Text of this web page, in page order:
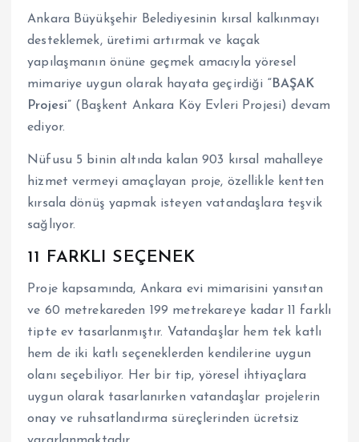
Ankara Büyükşehir Belediyesinin kırsal kalkınmayı
desteklemek, üretimi artırmak ve kaçak
yapılaşmanın önüne geçmek amacıyla yöresel
mimariye uygun olarak hayata geçirdiği “BAŞAK
Projesi” (Başkent Ankara Köy Evleri Projesi) devam
ediyor.
Nüfusu 5 binin altında kalan 903 kırsal mahalleye
hizmet vermeyi amaçlayan proje, özellikle kentten
kırsala dönüş yapmak isteyen vatandaşlara teşvik
sağlıyor.
11 FARKLI SEÇENEK
Proje kapsamında, Ankara evi mimarisini yansıtan
ve 60 metrekareden 199 metrekareye kadar 11 farklı
tipte ev tasarlanmıştır. Vatandaşlar hem tek katlı
hem de iki katlı seçeneklerden kendilerine uygun
olanı seçebiliyor. Her bir tip, yöresel ihtiyaçlara
uygun olarak tasarlanırken vatandaşlar projelerin
onay ve ruhsatlandırma süreçlerinden ücretsiz